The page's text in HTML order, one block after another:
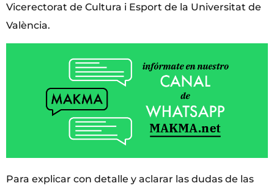
Vicerectorat de Cultura i Esport de la Universitat de
València.
Para explicar con detalle y aclarar las dudas de las